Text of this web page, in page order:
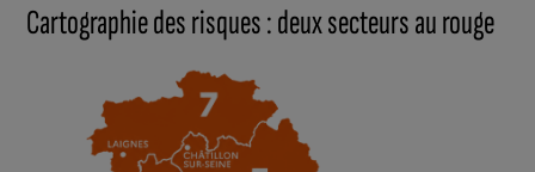
Cartographie des risques : deux secteurs au rouge